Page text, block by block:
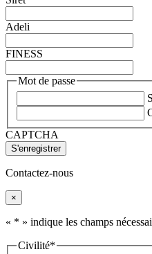
Adeli
FINESS
Mot de passe
CAPTCHA
Contactez-nous
×
« * » indique les champs
Civilité*